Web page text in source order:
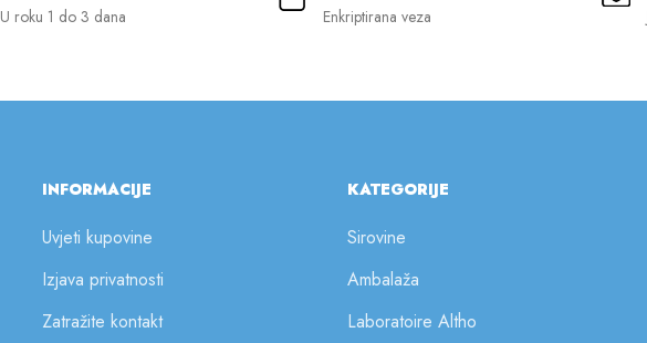
U roku 1 do 3 dana Enkriptirana veza
INFORMACIJE
Uvjeti kupovine
Izjava privatnosti
Zatražite kontakt
KATEGORIJE
Sirovine
Ambalaža
Laboratoire Altho